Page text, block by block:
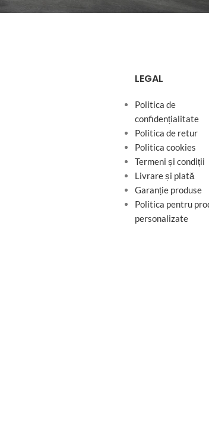
LEGAL
Politica de
confidențialitate
Politica de retur
Politica cookies
Termeni și condiții
Livrare și plată
Garanție produse
Politica pentru
personalizate